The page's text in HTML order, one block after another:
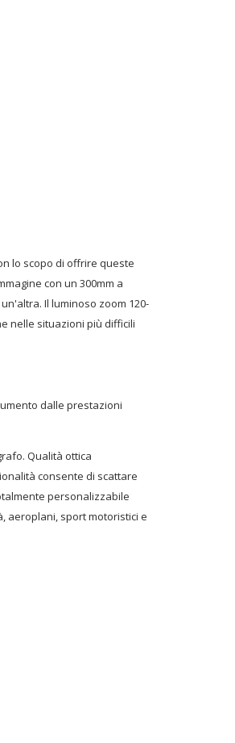
lo scopo di offrire queste
con un 300mm a
Il luminoso zoom 120-
nelle situazioni più difficili
dalle prestazioni
Qualità ottica
consente di scattare
personalizzabile
aeroplani, sport motoristici e